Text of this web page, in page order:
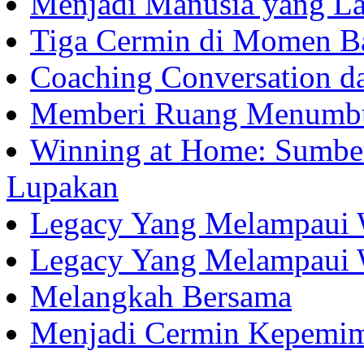
Tiga Cermin di Momen
Coaching Conversation
Memberi Ruang
Winning at Home:
Lupakan
Legacy Yang Melampaui
Legacy Yang Melampaui
Melangkah Bersama
Menjadi Cermin